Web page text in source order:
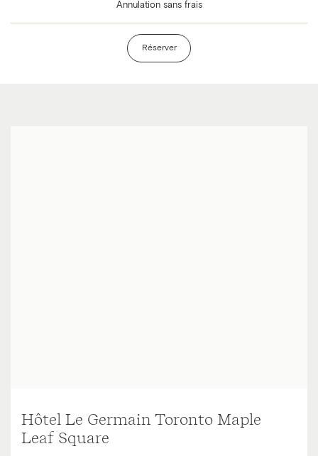
Annulation sans frais
Réserver
Hôtel Le Germain Toronto Maple
Leaf Square